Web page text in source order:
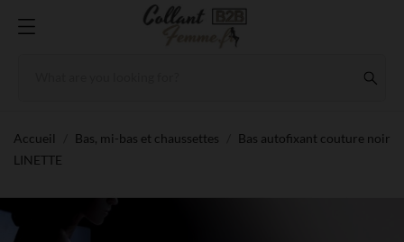
Accueil Bas, mi-bas et chaussettes
Bas autofixant couture noir
LINETTE